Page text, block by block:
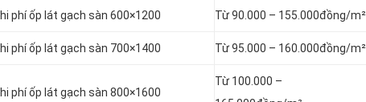
phí ốp lát gạch sàn 600×1200 Từ 90.000 – 155.000đồng/m²
phí ốp lát gạch sàn 700×1400 Từ 95.000 – 160.000đồng/m²
phí ốp lát gạch sàn 800×1600
Từ 100.000 –